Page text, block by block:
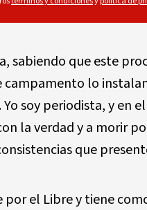
sabiendo que este
lo
soy periodista, y en
la verdad y a morir
que
el Libre y tiene